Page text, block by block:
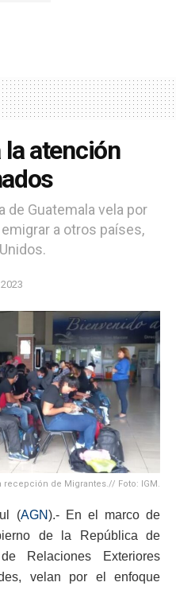
la atención
de Guatemala vela por
a otros países,
recepción de Migrantes.// Foto: IGM.
(AGN).- En el marco de
de la República de
Relaciones Exteriores
velan por el enfoque